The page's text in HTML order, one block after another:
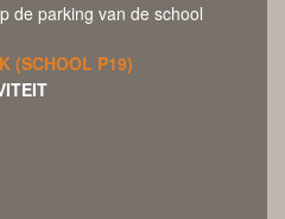
de parking van de school
(SCHOOL P19)